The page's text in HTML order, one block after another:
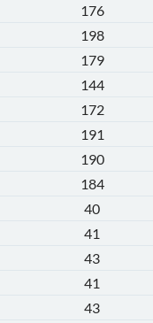
176
198
179
144
172
191
190
184
40
41
43
41
43